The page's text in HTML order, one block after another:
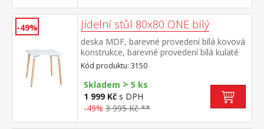
-49% Jídelní stůl 80x80 ONE bílý
deska MDF, barevné provedení bílá kovová
konstrukce, barevné provedení bílá kulaté
nohy, materiál masiv buk nastavitelné
plastové kluzáky s pochromovanou krytkou
Kód produktu: 3150
Skladem > 5 ks
1 999 Kč s DPH
-49% 3 995 Kč **